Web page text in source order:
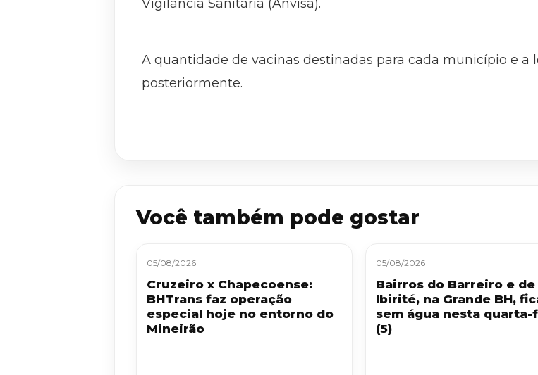
Vigilância Sanitária (Anvisa).
A quantidade de vacinas destinadas para cada município e a
posteriormente.
Você também pode gostar
05/08/2026
Cruzeiro x Chapecoense:
BHTrans faz operação
especial hoje no entorno do
Mineirão
05/08/2026
Bairros do Barreiro e de
Ibirité, na Grande BH,
sem água nesta quarta-
(5)